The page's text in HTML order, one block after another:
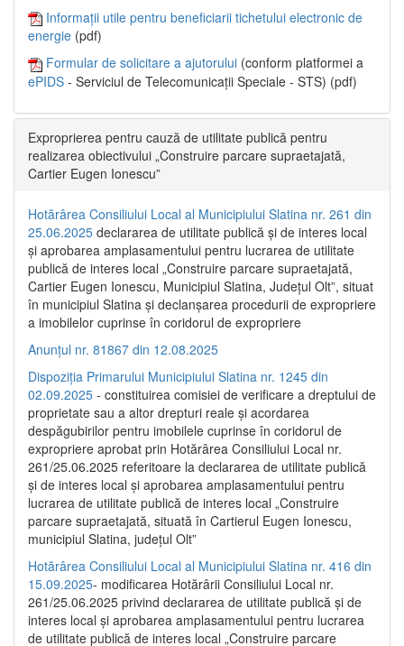
Informații utile pentru beneficiarii tichetului electronic de
energie (pdf)
Formular de solicitare a ajutorului (conform platformei a
ePIDS - Serviciul de Telecomunicații Speciale - STS) (pdf)
Exproprierea pentru cauză de utilitate publică pentru
realizarea obiectivului „Construire parcare supraetajată,
Cartier Eugen Ionescu”
Hotărârea Consiliului Local al Municipiului Slatina nr. 261 din
25.06.2025 declararea de utilitate publică și de interes local
și aprobarea amplasamentului pentru lucrarea de utilitate
publică de interes local „Construire parcare supraetajată,
Cartier Eugen Ionescu, Municipiul Slatina, Județul Olt”, situat
în municipiul Slatina și declanșarea procedurii de expropriere
a imobilelor cuprinse în coridorul de expropriere
Anunțul nr. 81867 din 12.08.2025
Dispoziția Primarului Municipiului Slatina nr. 1245 din
02.09.2025 - constituirea comisiei de verificare a dreptului de
proprietate sau a altor drepturi reale și acordarea
despăgubirilor pentru imobilele cuprinse în coridorul de
expropriere aprobat prin Hotărârea Consiliului Local nr.
261/25.06.2025 referitoare la declararea de utilitate publică
și de interes local și aprobarea amplasamentului pentru
lucrarea de utilitate publică de interes local „Construire
parcare supraetajată, situată în Cartierul Eugen Ionescu,
municipiul Slatina, județul Olt”
Hotărârea Consiliului Local al Municipiului Slatina nr. 416 din
15.09.2025- modificarea Hotărârii Consiliului Local nr.
261/25.06.2025 privind declararea de utilitate publică și de
interes local și aprobarea amplasamentului pentru lucrarea
de utilitate publică de interes local „Construire parcare